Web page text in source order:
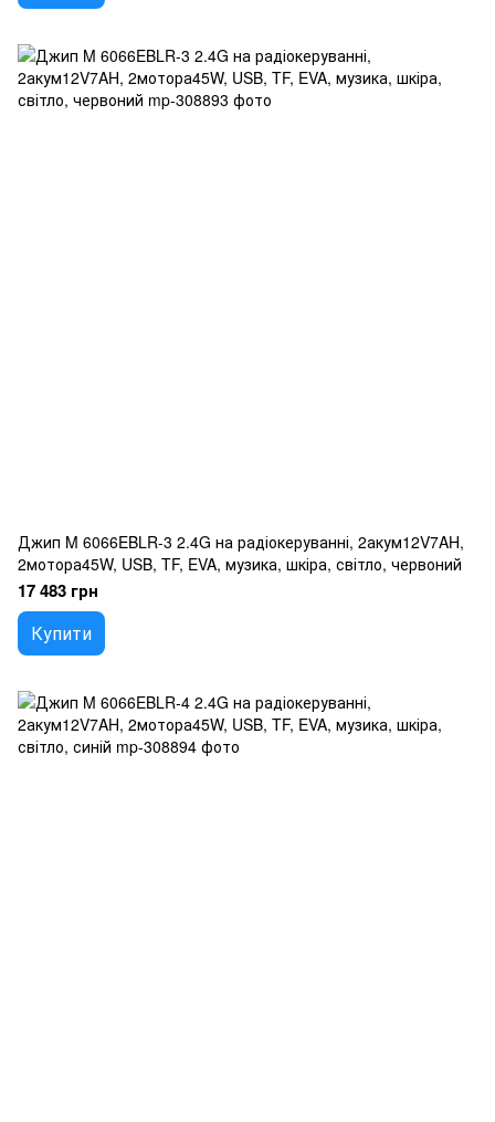
Джип M 6066EBLR-3 2.4G на радіокеруванні, 2акум12V7AH,
2мотора45W, USB, TF, EVA, музика, шкіра, світло, червоний
17 483 грн
Купити